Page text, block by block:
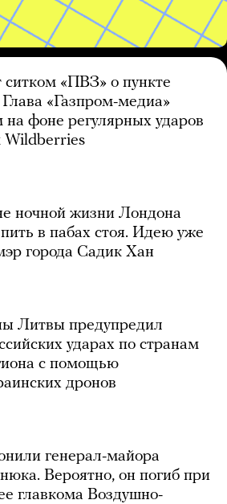
ситком «ПВЗ» о пункте
«Газпром-медиа»
на фоне регулярных ударов
Wildberries
ночной жизни Лондона
пить в пабах стоя. Идею уже
города Садик Хан
Литвы предупредил
ударах по странам
с помощью
дронов
генерал-майора
Вероятно, он погиб при
главкома Воздушно-